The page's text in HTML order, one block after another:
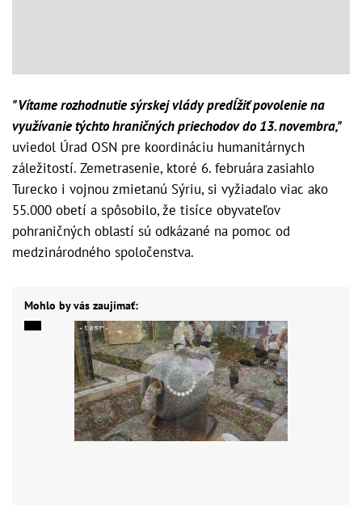
"Vítame rozhodnutie sýrskej vlády predĺžiť povolenie na
využívanie týchto hraničných priechodov do 13. novembra,"
uviedol Úrad OSN pre koordináciu humanitárnych
záležitostí. Zemetrasenie, ktoré 6. februára zasiahlo
Turecko i vojnou zmietanú Sýriu, si vyžiadalo viac ako
55.000 obetí a spôsobilo, že tisíce obyvateľov
pohraničných oblastí sú odkázané na pomoc od
medzinárodného spoločenstva.
Mohlo by vás zaujímať: